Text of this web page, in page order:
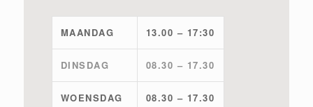
MAANDAG 13.00 – 17:30
DINSDAG 08.30 – 17.30
WOENSDAG 08.30 – 17.30